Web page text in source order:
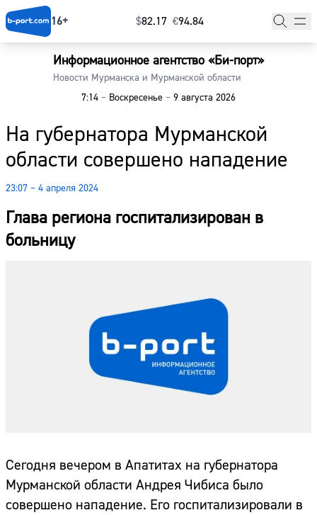
16+ $⁠82.17 €⁠94.84
Информационное агентство «Би-порт»
Новости Мурманска и Мурманской области
7:14 – Воскресенье – 9 августа 2026
На губернатора Мурманской
области совершено нападение
23:07 – 4 апреля 2024
Глава региона госпитализирован в
больницу
Сегодня вечером в Апатитах на губернатора
Мурманской области Андрея Чибиса было
совершено нападение. Его госпитализировали в
Главная
Наши гости
Фоторепортажи
Погода
Курсы валют